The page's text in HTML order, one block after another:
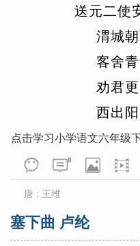
人开了门，就会看见青苍
那就全无诗味了，诗人换
主语，化静为动，顿成佳
送元二使
渭城朝
客舍青
劝君更
西出阳
点击学习小学语文六年级
8
唐 ： 王维
塞下曲 卢纶